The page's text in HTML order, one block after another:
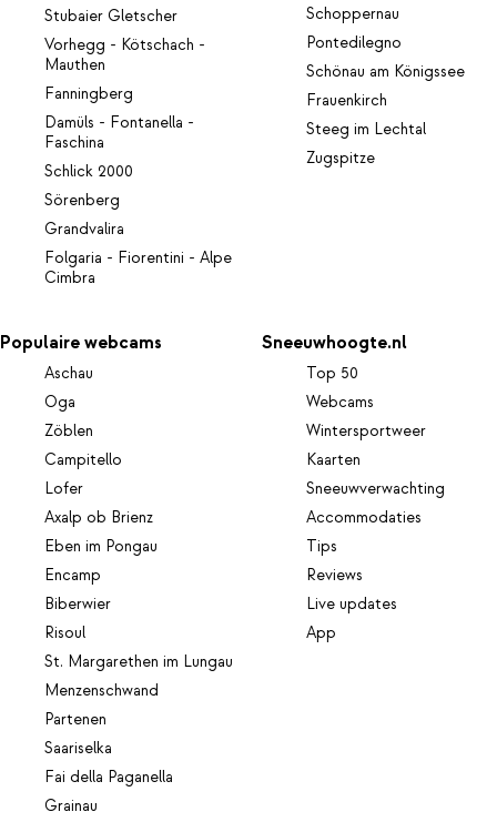
Stubaier Gletscher
Vorhegg - Kötschach -
Mauthen
Fanningberg
Damüls - Fontanella -
Faschina
Schlick 2000
Sörenberg
Grandvalira
Folgaria - Fiorentini - Alpe
Cimbra
Schoppernau
Pontedilegno
Schönau am Königssee
Frauenkirch
Steeg im Lechtal
Zugspitze
Populaire webcams
Aschau
Oga
Zöblen
Campitello
Lofer
Axalp ob Brienz
Eben im Pongau
Encamp
Biberwier
Risoul
St. Margarethen im Lungau
Menzenschwand
Partenen
Saariselka
Fai della Paganella
Grainau
Sneeuwhoogte.nl
Top 50
Webcams
Wintersportweer
Kaarten
Sneeuwverwachting
Accommodaties
Tips
Reviews
Live updates
App